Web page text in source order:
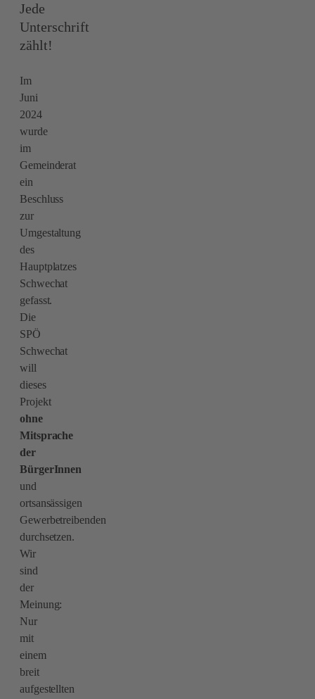
Jede
Unterschrift
zählt!
Im
Juni
2024
wurde
im
Gemeinderat
ein
Beschluss
zur
Umgestaltung
des
Hauptplatzes
Schwechat
gefasst.
Die
SPÖ
Schwechat
will
dieses
Projekt
ohne
Mitsprache
der
BürgerInnen
und
ortsansässigen
Gewerbetreibenden
durchsetzen.
Wir
sind
der
Meinung:
Nur
mit
einem
breit
aufgestellten